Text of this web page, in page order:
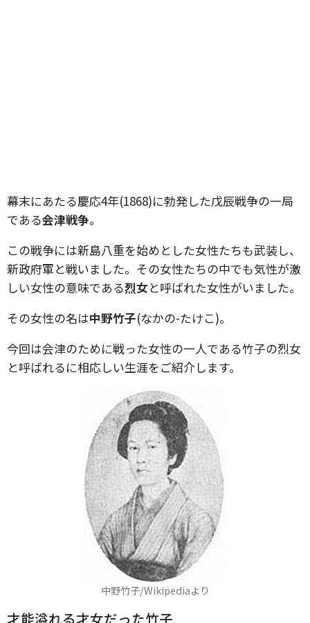
幕末にあたる慶応4年(1868)に勃発した戊辰戦争の一局
である会津戦争。
この戦争には新島八重を始めとした女性たちも武装し、
新政府軍と戦いました。その女性たちの中でも気性が激
しい女性の意味である烈女と呼ばれた女性がいました。
その女性の名は中野竹子(なかの-たけこ)。
今回は会津のために戦った女性の一人である竹子の烈女
と呼ばれるに相応しい生涯をご紹介します。
中野竹子/Wikipediaより
才能溢れる才女だった竹子